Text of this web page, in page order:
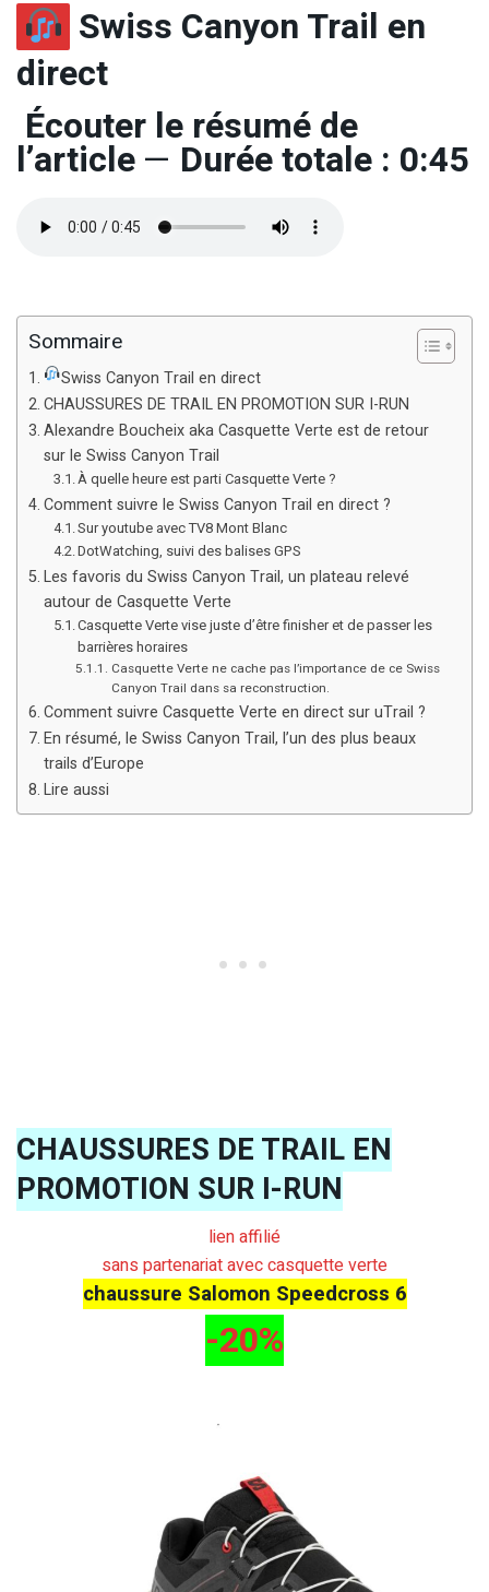
Swiss Canyon Trail en
direct
Écouter le résumé de
l’article— Durée totale : 0:45
Sommaire
Swiss Canyon Trail en direct
CHAUSSURES DE TRAIL EN PROMOTION SUR I-RUN
Alexandre Boucheix aka Casquette Verte est de retour
sur le Swiss Canyon Trail
À quelle heure est parti Casquette Verte ?
Comment suivre le Swiss Canyon Trail en direct ?
Sur youtube avec TV8 Mont Blanc
DotWatching, suivi des balises GPS
Les favoris du Swiss Canyon Trail, un plateau relevé
autour de Casquette Verte
Casquette Verte vise juste d’être finisher et de passer les
barrières horaires
Casquette Verte ne cache pas l’importance de ce Swiss
Canyon Trail dans sa reconstruction.
Comment suivre Casquette Verte en direct sur uTrail ?
En résumé, le Swiss Canyon Trail, l’un des plus beaux
trails d’Europe
Lire aussi
CHAUSSURES DE TRAIL EN
PROMOTION SUR I-RUN
lien affilié
sans partenariat avec casquette verte
chaussure Salomon Speedcross 6
-20%